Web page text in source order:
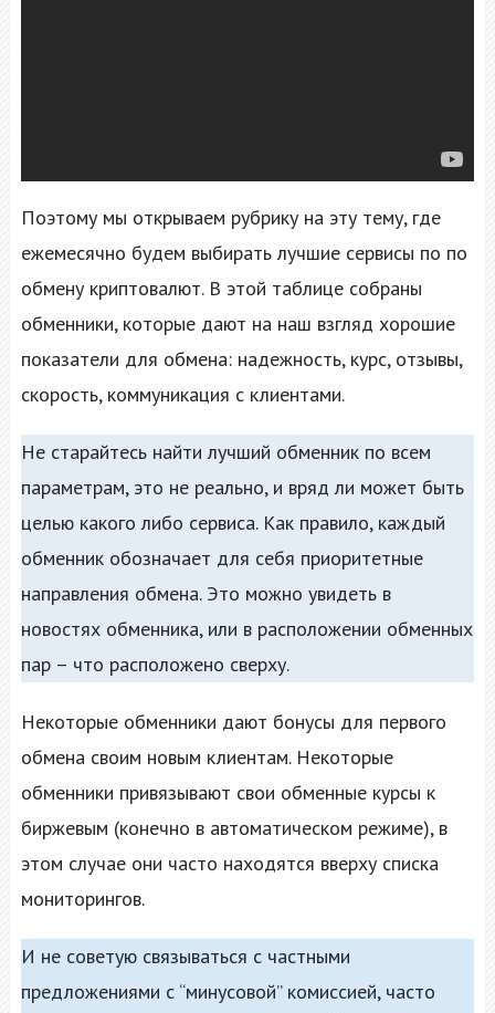
Поэтому мы открываем рубрику на эту тему, где
ежемесячно будем выбирать лучшие сервисы по по
обмену криптовалют. В этой таблице собраны
обменники, которые дают на наш взгляд хорошие
показатели для обмена: надежность, курс, отзывы,
скорость, коммуникация с клиентами.
Не старайтесь найти лучший обменник по всем
параметрам, это не реально, и вряд ли может быть
целью какого либо сервиса. Как правило, каждый
обменник обозначает для себя приоритетные
направления обмена. Это можно увидеть в
новостях обменника, или в расположении обменных
пар – что расположено сверху.
Некоторые обменники дают бонусы для первого
обмена своим новым клиентам. Некоторые
обменники привязывают свои обменные курсы к
биржевым (конечно в автоматическом режиме), в
этом случае они часто находятся вверху списка
мониторингов.
И не советую связываться с частными
предложениями с “минусовой” комиссией, часто